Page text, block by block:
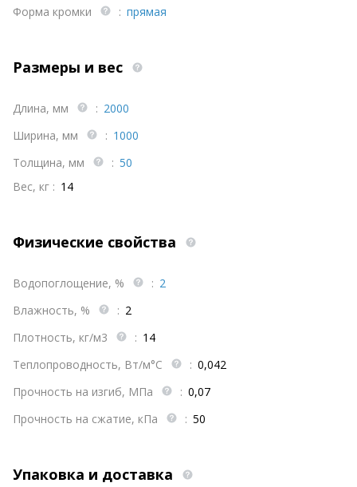
Форма кромки
: прямая
Размеры и вес
Длина, мм : 2000
Ширина, мм
: 1000
Толщина, мм
: 50
Вес, кг : 14
Физические свойства
Водопоглощение, % : 2
Влажность, %
: 2
Плотность, кг/м3
: 14
Теплопроводность, Вт/м°С
: 0,042
Прочность на изгиб, МПа
: 0,07
Прочность на сжатие, кПа
: 50
Упаковка и доставка